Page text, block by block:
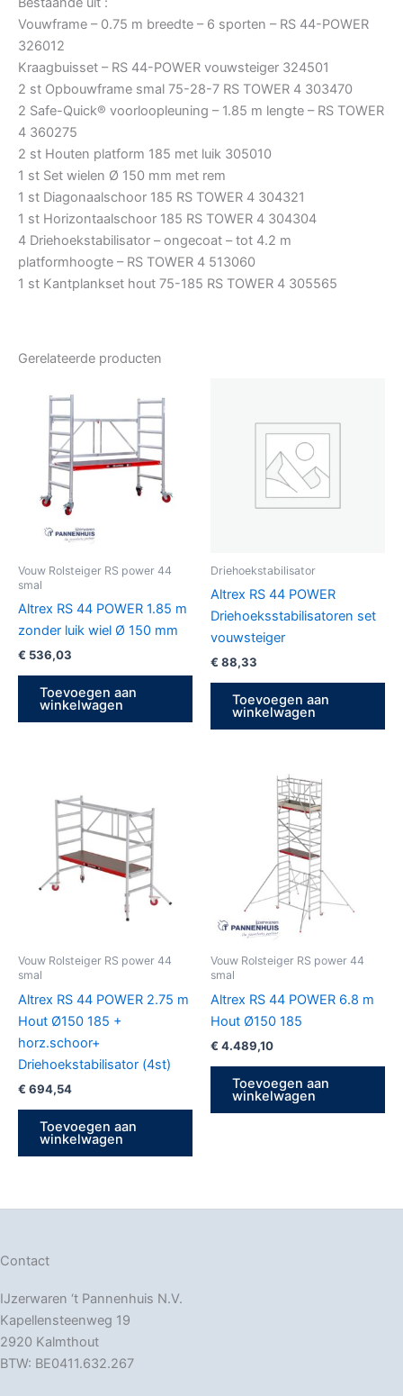
Vouwframe – 0.75 m breedte – 6 sporten – RS 44-POWER
326012
Kraagbuisset – RS 44-POWER vouwsteiger 324501
2 st Opbouwframe smal 75-28-7 RS TOWER 4 303470
2 Safe-Quick® voorloopleuning – 1.85 m lengte – RS TOWER
4 360275
2 st Houten platform 185 met luik 305010
1 st Set wielen Ø 150 mm met rem
1 st Diagonaalschoor 185 RS TOWER 4 304321
1 st Horizontaalschoor 185 RS TOWER 4 304304
4 Driehoekstabilisator – ongecoat – tot 4.2 m
platformhoogte – RS TOWER 4 513060
1 st Kantplankset hout 75-185 RS TOWER 4 305565
Gerelateerde producten
Vouw Rolsteiger RS power 44
smal
Altrex RS 44 POWER 1.85 m
zonder luik wiel Ø 150 mm
€ 536,03
Toevoegen aan
winkelwagen
Driehoekstabilisator
Altrex RS 44 POWER
Driehoeksstabilisatoren set
vouwsteiger
€ 88,33
Toevoegen aan
winkelwagen
Vouw Rolsteiger RS power 44
smal
Altrex RS 44 POWER 2.75 m
Hout Ø150 185 +
horz.schoor+
Driehoekstabilisator (4st)
€ 694,54
Toevoegen aan
winkelwagen
Vouw Rolsteiger RS power 44
smal
Altrex RS 44 POWER 6.8 m
Hout Ø150 185
€ 4.489,10
Toevoegen aan
winkelwagen
Contact
IJzerwaren ‘t Pannenhuis N.V.
Kapellensteenweg 19
2920 Kalmthout
BTW: BE0411.632.267